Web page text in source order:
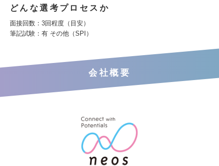
どんな選考プロセスか
面接回数：3回程度（目安）
筆記試験：有 その他（SPI）
会社概要